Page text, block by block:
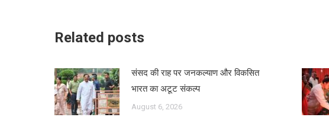
Related posts
संसद की राह पर जनकल्याण और विकसित
भारत का अटूट संकल्प
August 6, 2026